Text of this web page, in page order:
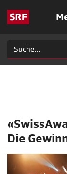
Die